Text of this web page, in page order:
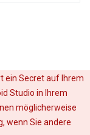
ein Secret auf Ihrem
Studio in Ihrem
möglicherweise
wenn Sie andere